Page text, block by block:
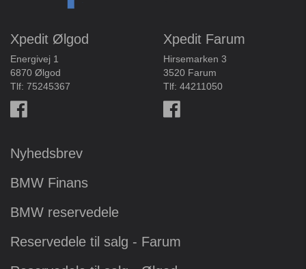
Xpedit Ølgod
Energivej 1
6870 Ølgod
Tlf: 75245367
Xpedit Farum
Hirsemarken 3
3520 Farum
Tlf: 44211050
Nyhedsbrev
BMW Finans
BMW reservedele
Reservedele til salg - Farum